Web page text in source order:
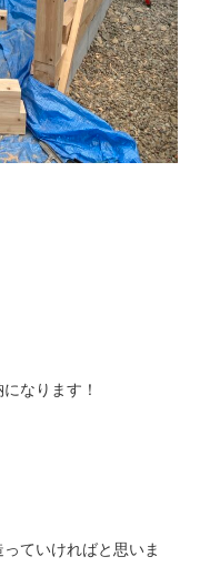
なります！
ていければと思いま